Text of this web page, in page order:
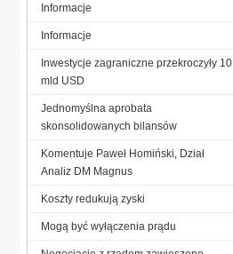
Informacje
Informacje
Inwestycje zagraniczne przekroczyły 10
mld USD
Jednomyślna aprobata
skonsolidowanych bilansów
Komentuje Paweł Homiński, Dział
Analiz DM Magnus
Koszty redukują zyski
Mogą być wyłączenia prądu